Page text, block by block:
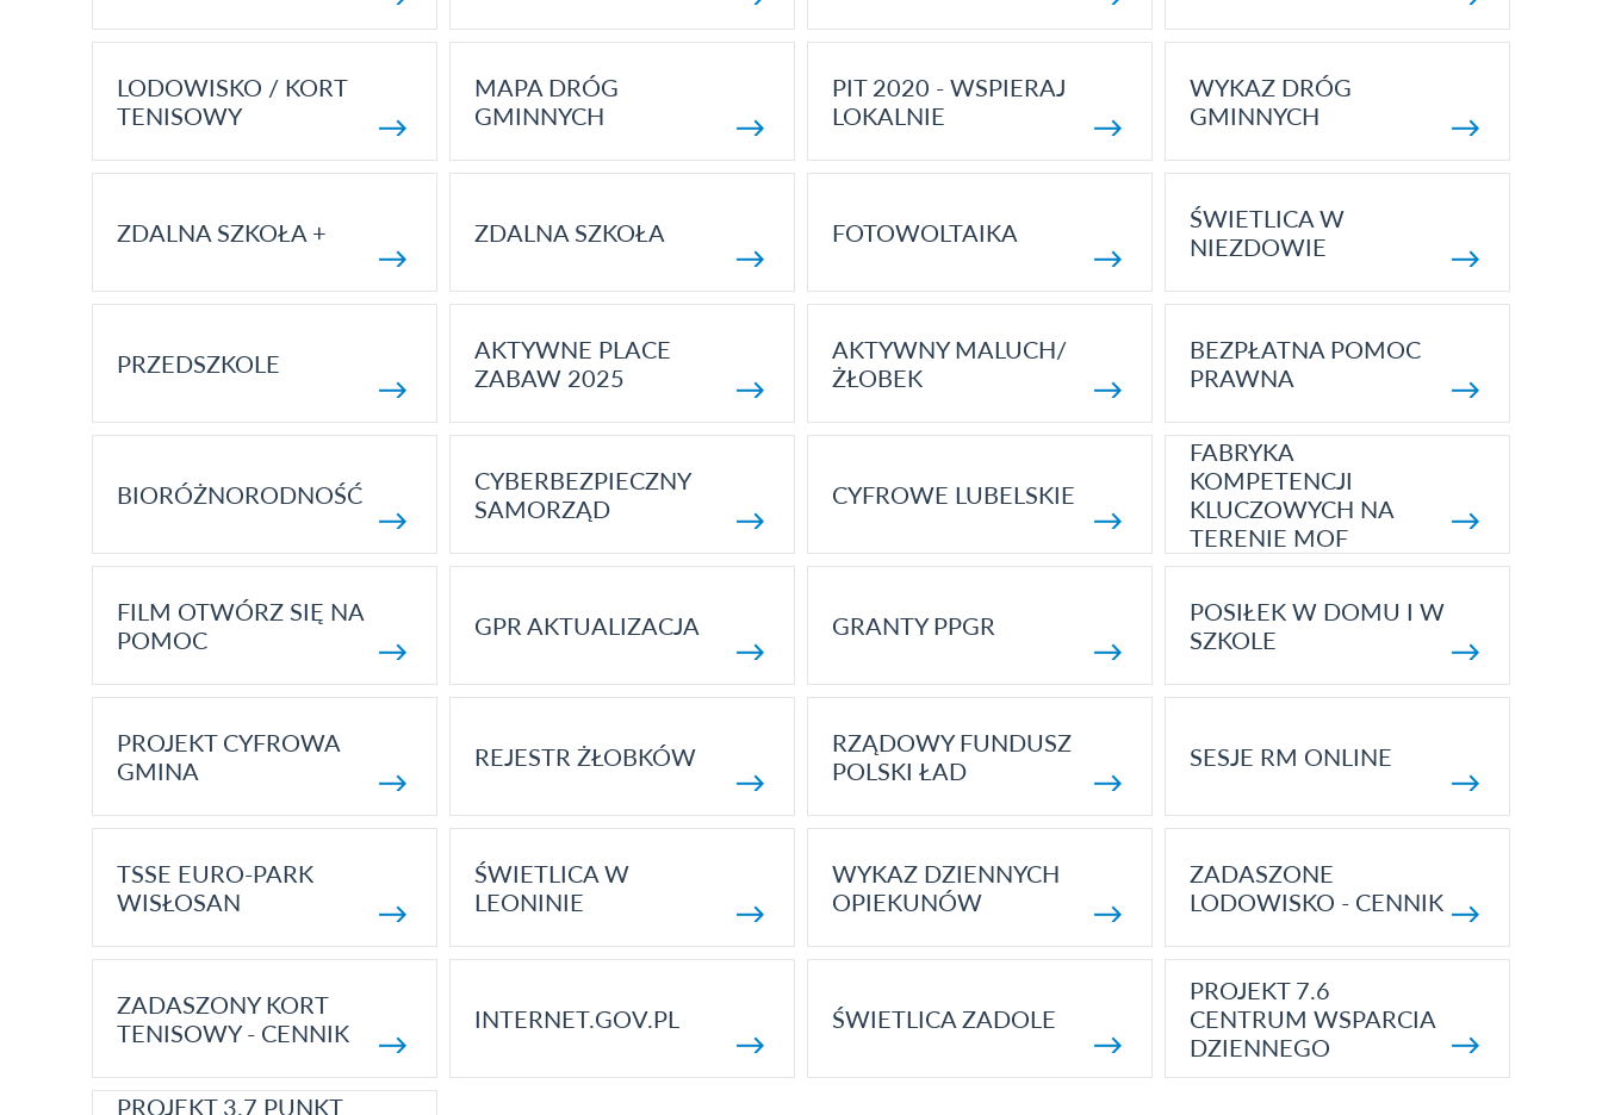
LODOWISKO / KORT
TENISOWY
MAPA DRÓG
GMINNYCH
PIT 2020 - WSPIERAJ
LOKALNIE
WYKAZ DRÓG
GMINNYCH
ZDALNA SZKOŁA + ZDALNA SZKOŁA FOTOWOLTAIKA
ŚWIETLICA W
NIEZDOWIE
PRZEDSZKOLE
AKTYWNE PLACE
ZABAW 2025
AKTYWNY MALUCH/
ŻŁOBEK
BEZPŁATNA POMOC
PRAWNA
BIORÓŻNORODNOŚĆ
CYBERBEZPIECZNY
SAMORZĄD
CYFROWE LUBELSKIE
FABRYKA
KOMPETENCJI
KLUCZOWYCH NA
TERENIE MOF
FILM OTWÓRZ SIĘ NA
POMOC
GPR AKTUALIZACJA GRANTY PPGR
POSIŁEK W DOMU I W
SZKOLE
PROJEKT CYFROWA
GMINA
REJESTR ŻŁOBKÓW
RZĄDOWY FUNDUSZ
POLSKI ŁAD
SESJE RM ONLINE
TSSE EURO-PARK
WISŁOSAN
ŚWIETLICA W
LEONINIE
WYKAZ DZIENNYCH
OPIEKUNÓW
ZADASZONE
LODOWISKO - CENNIK
ZADASZONY KORT
TENISOWY - CENNIK
INTERNET.GOV.PL ŚWIETLICA ZADOLE
PROJEKT 7.6
CENTRUM WSPARCIA
DZIENNEGO
PROJEKT 3.7 PUNKT